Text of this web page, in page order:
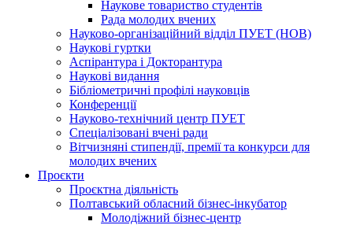
Наукове товариство студентів
Рада молодих вчених
Науково-організаційний відділ ПУЕТ (НОВ)
Наукові гуртки
Аспірантура і Докторантура
Наукові видання
Бібліометричні профілі науковців
Конференції
Науково-технічний центр ПУЕТ
Спеціалізовані вчені ради
Вітчизняні стипендії, премії та конкурси для
молодих вчених
Проєкти
Проєктна діяльність
Полтавський обласний бізнес-інкубатор
Молодіжний бізнес-центр